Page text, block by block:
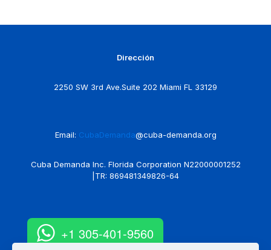
Dirección
2250 SW 3rd Ave.Suite 202 Miami FL 33129
Email: CubaDemanda@cuba-demanda.org
Cuba Demanda Inc. Florida Corporation N22000001252
|TR: 869481349826-64
+1 305-401-9560